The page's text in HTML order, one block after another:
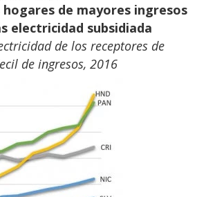
hogares de mayores ingresos
electricidad subsidiada
de los receptores de
de ingresos, 2016